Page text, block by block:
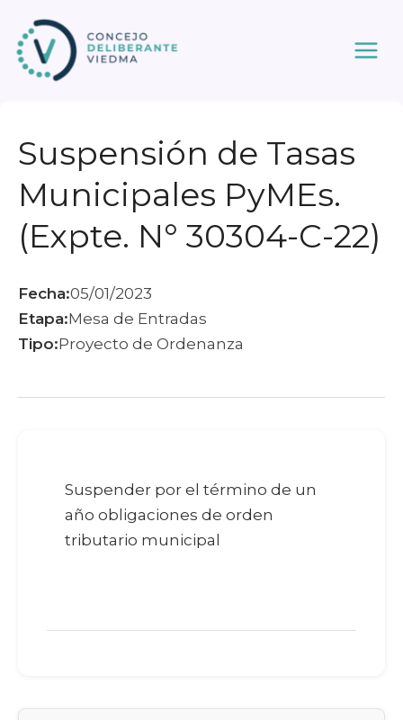
contenido
Suspensión de Tasas
Municipales PyMEs.
(Expte. N° 30304-C-22)
Fecha:05/01/2023
Etapa:Mesa de Entradas
Tipo:Proyecto de Ordenanza
Suspender por el término de un
año obligaciones de orden
tributario municipal